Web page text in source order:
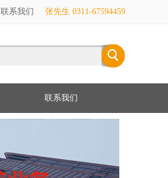
联系我们 张先生 0311-67594459
联系我们